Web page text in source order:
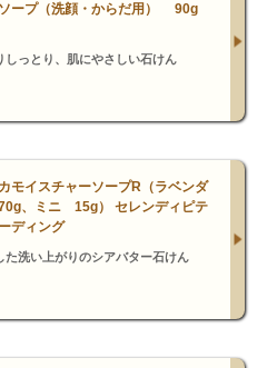
ソープ（洗顔・からだ用） 90g
しっとり、肌にやさしい石けん
モイスチャーソープR（ラベンダ
、ミニ 15g） セレンディピテ
ディング
た洗い上がりのシアバター石けん